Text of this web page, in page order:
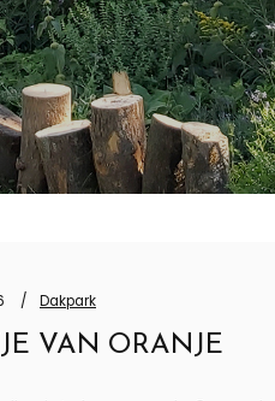
Dakpark
VAN ORANJE